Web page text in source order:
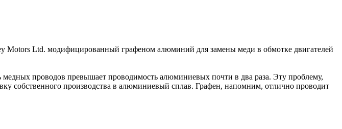
Motors Ltd. модифицированный графеном алюминий для замены меди в обмотке двигателей
проводов превышает проводимость алюминиевых почти в два раза. Эту проблему,
собственного производства в алюминиевый сплав. Графен, напомним, отлично проводит